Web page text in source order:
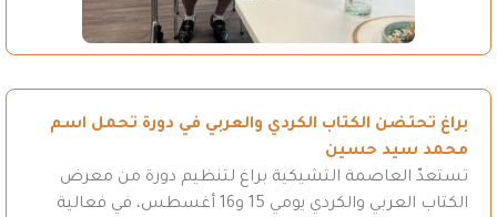
براغ تحتضن الكتاب الكردي والعربي في دورة تحمل اسم
محمد سيد حسين
تستعدّ العاصمة التشيكية براغ لتنظيم دورة من معرض
الكتاب العربي والكردي يومي 15 و16 أغسطس، في فعالية